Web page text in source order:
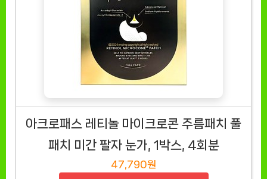
아크로패스 레티놀 마이크로콘 주름패치 풀
패치 미간 팔자 눈가, 1박스, 4회분
47,790원